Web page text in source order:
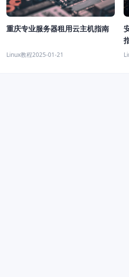
重庆专业服务器租用云主机指南
Linux教程2025-01-21